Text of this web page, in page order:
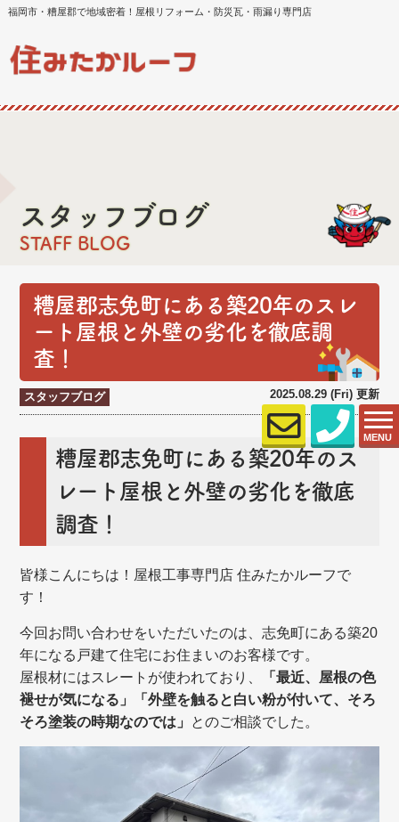
福岡市・糟屋郡で地域密着！屋根リフォーム・防災瓦・雨漏り専門店
MENU
スタッフブログ
STAFF BLOG
糟屋郡志免町にある築20年のスレ
ート屋根と外壁の劣化を徹底調
査！
スタッフブログ 2025.08.29 (Fri) 更新
糟屋郡志免町にある築20年のス
レート屋根と外壁の劣化を徹底
調査！
皆様こんにちは！屋根工事専門店 住みたかルーフで
す！
今回お問い合わせをいただいたのは、志免町にある築20
年になる戸建て住宅にお住まいのお客様です。
屋根材にはスレートが使われており、
「最近、屋根の色
褪せが気になる」「外壁を触ると白い粉が付いて、そろ
そろ塗装の時期なのでは」 とのご相談でした。